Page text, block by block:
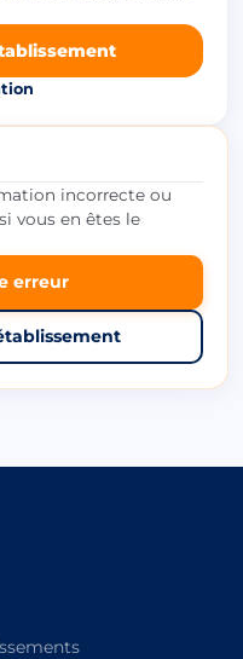
incorrecte ou
vous en êtes le
erreur